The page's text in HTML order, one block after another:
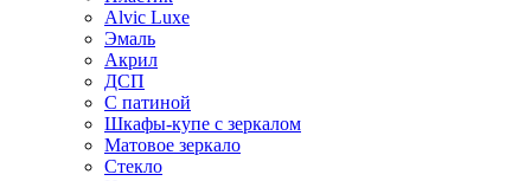
Alvic Luxe
Эмаль
Акрил
ДСП
С патиной
Шкафы-купе с зеркалом
Матовое зеркало
Стекло